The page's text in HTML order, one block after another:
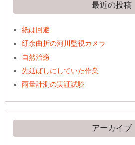
最近の投稿
紙は回避
紆余曲折の河川監視カメラ
自然治癒
先延ばしにしていた作業
雨量計測の実証試験
アーカイブ